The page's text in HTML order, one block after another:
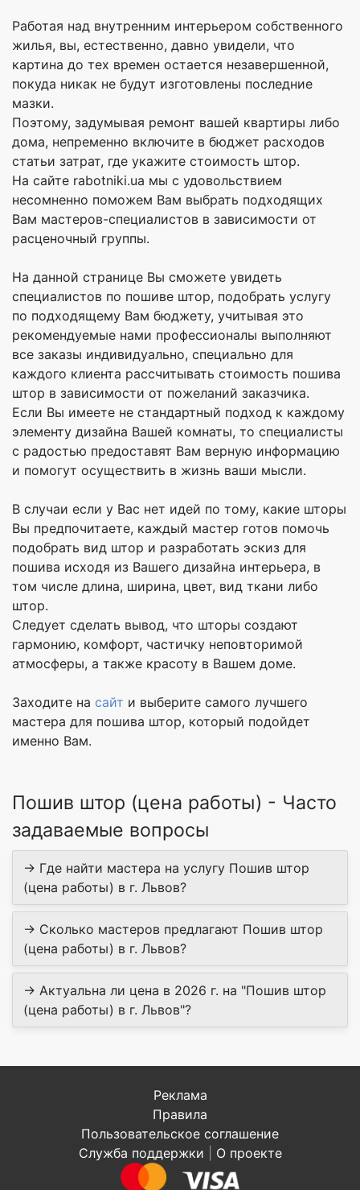
Работая над внутренним интерьером собственного
жилья, вы, естественно, давно увидели, что
картина до тех времен остается незавершенной,
покуда никак не будут изготовлены последние
мазки.
Поэтому, задумывая ремонт вашей квартиры либо
дома, непременно включите в бюджет расходов
статьи затрат, где укажите стоимость штор.
На сайте rabotniki.ua мы с удовольствием
несомненно поможем Вам выбрать подходящих
Вам мастеров-специалистов в зависимости от
расценочный группы.
На данной странице Вы сможете увидеть
специалистов по пошиве штор, подобрать услугу
по подходящему Вам бюджету, учитывая это
рекомендуемые нами профессионалы выполняют
все заказы индивидуально, специально для
каждого клиента рассчитывать стоимость пошива
штор в зависимости от пожеланий заказчика.
Если Вы имеете не стандартный подход к каждому
элементу дизайна Вашей комнаты, то специалисты
с радостью предоставят Вам верную информацию
и помогут осуществить в жизнь ваши мысли.
В случаи если у Вас нет идей по тому, какие шторы
Вы предпочитаете, каждый мастер готов помочь
подобрать вид штор и разработать эскиз для
пошива исходя из Вашего дизайна интерьера, в
том числе длина, ширина, цвет, вид ткани либо
штор.
Следует сделать вывод, что шторы создают
гармонию, комфорт, частичку неповторимой
атмосферы, а также красоту в Вашем доме.
Заходите на сайт и выберите самого лучшего
мастера для пошива штор, который подойдет
именно Вам.
Пошив штор (цена работы) - Часто
задаваемые вопросы
→ Где найти мастера на услугу Пошив штор
(цена работы) в г. Львов?
→ Сколько мастеров предлагают Пошив штор
(цена работы) в г. Львов?
→ Актуальна ли цена в 2026 г. на "Пошив штор
(цена работы) в г. Львов"?
Реклама
Правила
Пользовательское соглашение
Служба поддержки
О проекте